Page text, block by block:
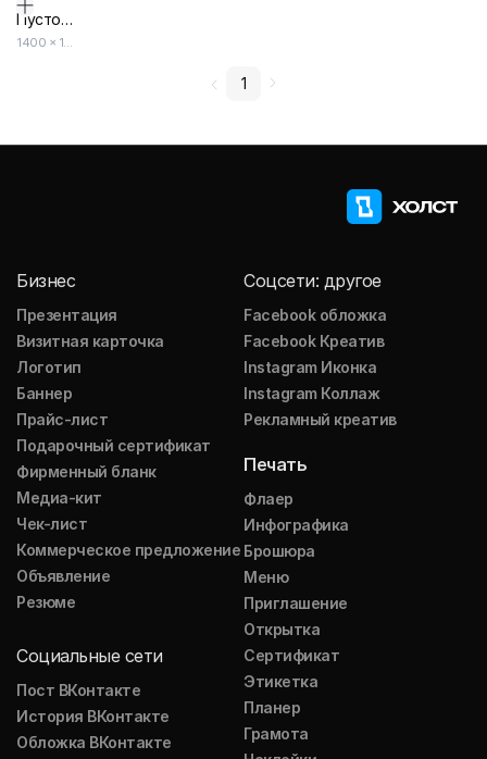
Пустой дизайн-макет
1400 × 1000
1
Бизнес
Презентация
Визитная карточка
Логотип
Баннер
Прайс-лист
Подарочный сертификат
Фирменный бланк
Медиа-кит
Чек-лист
Коммерческое предложение
Объявление
Резюме
Социальные сети
Пост ВКонтакте
История ВКонтакте
Обложка ВКонтакте
Соцсети: другое
Facebook обложка
Facebook Креатив
Instagram Иконка
Instagram Коллаж
Рекламный креатив
Печать
Флаер
Инфографика
Брошюра
Меню
Приглашение
Открытка
Сертификат
Этикетка
Планер
Грамота